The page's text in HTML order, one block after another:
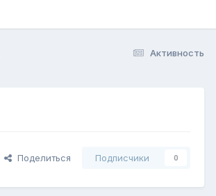
Активность
Поделиться Подписчики 0